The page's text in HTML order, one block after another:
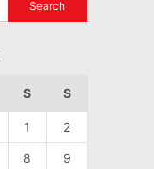
S S
1 2
8 9